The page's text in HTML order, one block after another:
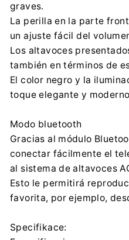
graves.
La perilla en la parte
un ajuste fácil del
Los altavoces
también en términos de
El color negro y la
toque elegante y
Modo bluetooth
Gracias al módulo
conectar fácilmente el
al sistema de altavoces
Esto le permitirá
favorita, por ejemplo,
Specifikace: